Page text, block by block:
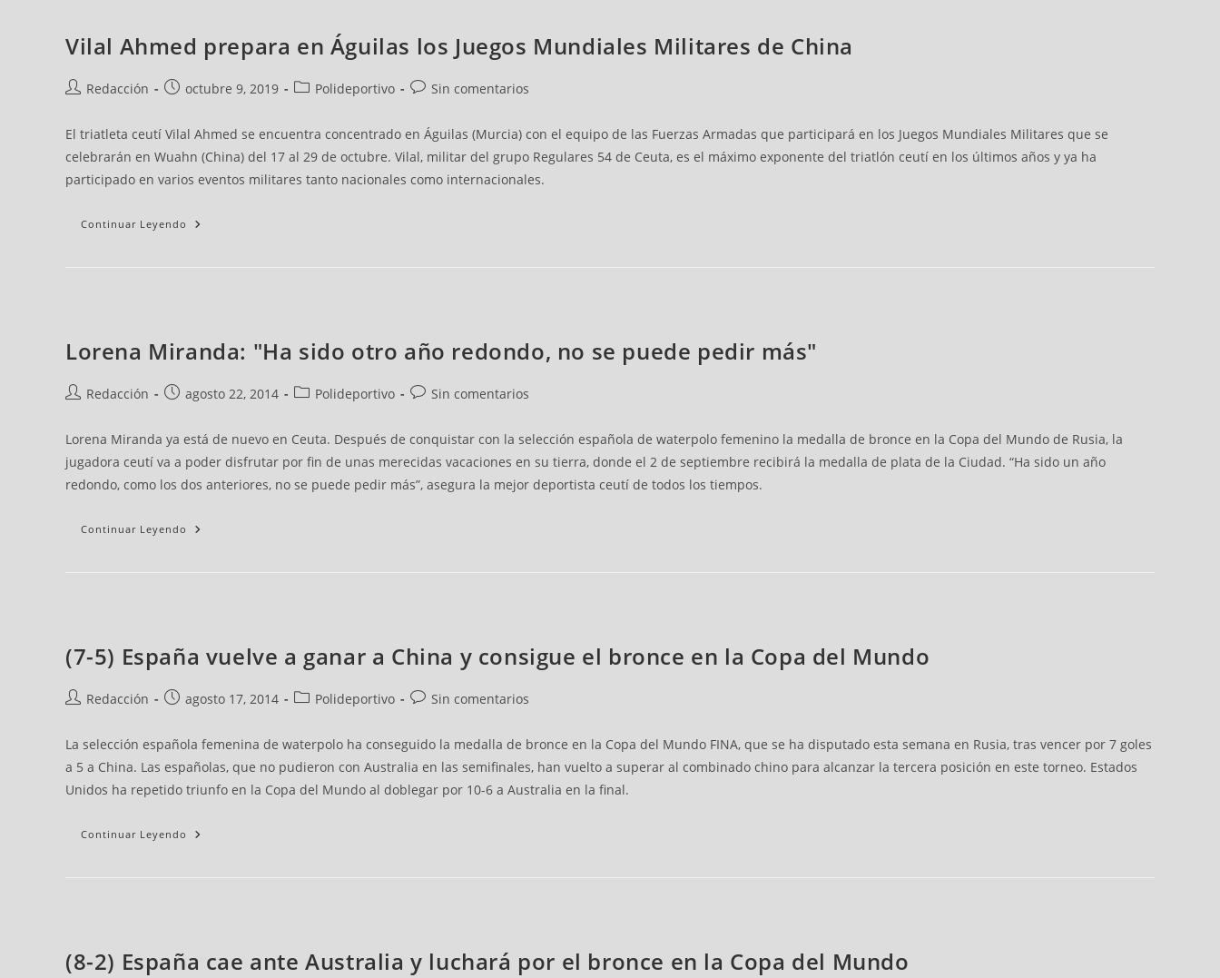
Vilal Ahmed prepara en Águilas los Juegos Mundiales Militares de China
Redacción octubre 9, 2019 Polideportivo Sin comentarios
El triatleta ceutí Vilal Ahmed se encuentra concentrado en Águilas (Murcia) con el equipo de las Fuerzas Armadas que participará en los Juegos Mundiales Militares que se
celebrarán en Wuahn (China) del 17 al 29 de octubre. Vilal, militar del grupo Regulares 54 de Ceuta, es el máximo exponente del triatlón ceutí en los últimos años y ya ha
participado en varios eventos militares tanto nacionales como internacionales.
Continuar Leyendo
Lorena Miranda: "Ha sido otro año redondo, no se puede pedir más"
Redacción agosto 22, 2014 Polideportivo Sin comentarios
Lorena Miranda ya está de nuevo en Ceuta. Después de conquistar con la selección española de waterpolo femenino la medalla de bronce en la Copa del Mundo de Rusia, la
jugadora ceutí va a poder disfrutar por fin de unas merecidas vacaciones en su tierra, donde el 2 de septiembre recibirá la medalla de plata de la Ciudad. “Ha sido un año
redondo, como los dos anteriores, no se puede pedir más”, asegura la mejor deportista ceutí de todos los tiempos.
Continuar Leyendo
(7-5) España vuelve a ganar a China y consigue el bronce en la Copa del Mundo
Redacción agosto 17, 2014 Polideportivo Sin comentarios
La selección española femenina de waterpolo ha conseguido la medalla de bronce en la Copa del Mundo FINA, que se ha disputado esta semana en Rusia, tras vencer por 7 goles
a 5 a China. Las españolas, que no pudieron con Australia en las semifinales, han vuelto a superar al combinado chino para alcanzar la tercera posición en este torneo. Estados
Unidos ha repetido triunfo en la Copa del Mundo al doblegar por 10-6 a Australia en la final.
Continuar Leyendo
(8-2) España cae ante Australia y luchará por el bronce en la Copa del Mundo